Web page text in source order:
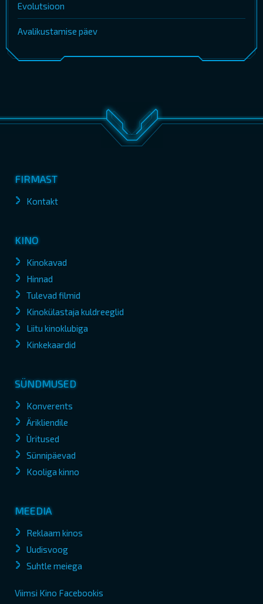
Evolutsioon
Avalikustamise päev
FIRMAST
Kontakt
KINO
Kinokavad
Hinnad
Tulevad filmid
Kinokülastaja kuldreeglid
Liitu kinoklubiga
Kinkekaardid
SÜNDMUSED
Konverents
Ärikliendile
Üritused
Sünnipäevad
Kooliga kinno
MEEDIA
Reklaam kinos
Uudisvoog
Suhtle meiega
Viimsi Kino Facebookis